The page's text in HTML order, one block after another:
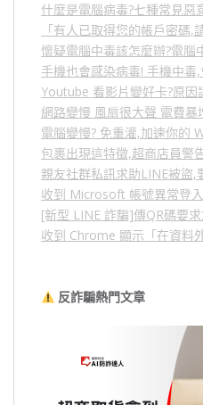
什麼是電腦病毒?七種常見惡
「有人已取得您的帳戶密碼
懷疑電腦中毒該怎麼辦?電腦
手機也會感染病毒! 手機中毒,
Youtube 看影片變好卡?原因
網路變慢 風扇很大聲 電費暴
電腦變慢? 免重灌,加速你的
包裹出現這特徵,超商店員警
親友社群私訊求助LINE被盜
收到 Microsoft 帳號異常登
[新型 LINE 詐騙]傳QR碼要
收到 Chrome 顯示「在資料
反詐騙熱門文章